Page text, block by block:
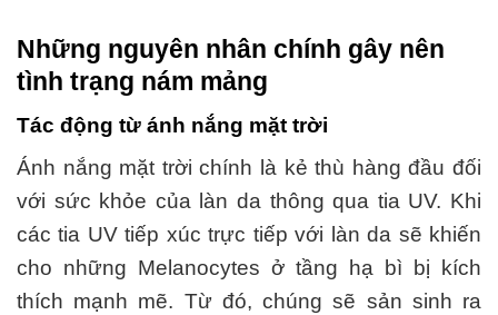
Những nguyên nhân chính gây nên
tình trạng nám mảng
Tác động từ ánh nắng mặt trời
Ánh nắng mặt trời chính là kẻ thù hàng đầu đối
với sức khỏe của làn da thông qua tia UV. Khi
các tia UV tiếp xúc trực tiếp với làn da sẽ khiến
cho những Melanocytes ở tầng hạ bì bị kích
thích mạnh mẽ. Từ đó, chúng sẽ sản sinh ra